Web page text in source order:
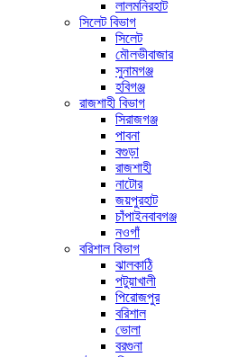
লালমনিরহাট
সিলেট বিভাগ
সিলেট
মৌলভীবাজার
সুনামগঞ্জ
হবিগঞ্জ
রাজশাহী বিভাগ
সিরাজগঞ্জ
পাবনা
বগুড়া
রাজশাহী
নাটোর
জয়পুরহাট
চাঁপাইনবাবগঞ্জ
নওগাঁ
বরিশাল বিভাগ
ঝালকাঠি
পটুয়াখালী
পিরোজপুর
বরিশাল
ভোলা
বরগুনা